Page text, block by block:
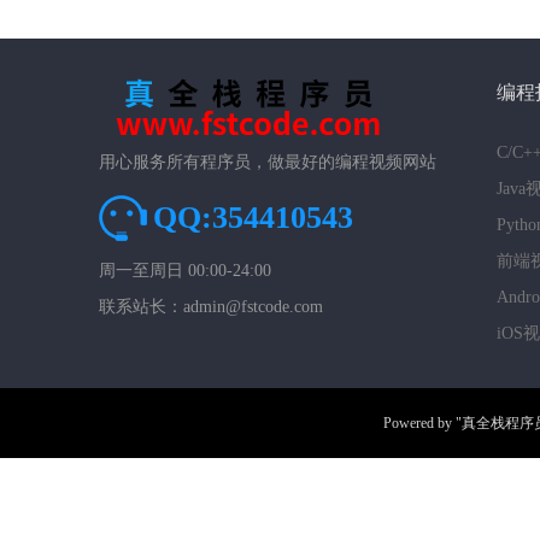
用心服务所有程序员，做最好的编程视频网站
QQ:354410543
周一至周日 00:00-24:00
联系站长：admin@fstcode.com
编程
C/
Java
前端
iOS
Powered by "真全栈程序